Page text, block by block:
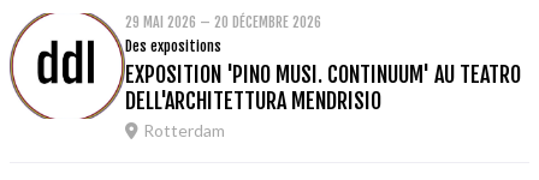
29 MAI 2026 – 20 DÉCEMBRE 2026
Des expositions
EXPOSITION 'PINO MUSI. CONTINUUM' AU TEATRO
DELL'ARCHITETTURA MENDRISIO
Rotterdam